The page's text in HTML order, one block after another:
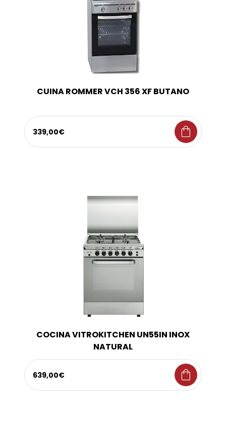
CUINA ROMMER VCH 356 XF BUTANO
339,00€ shopping_bag
COCINA VITROKITCHEN UN55IN INOX
NATURAL
639,00€ shopping_bag